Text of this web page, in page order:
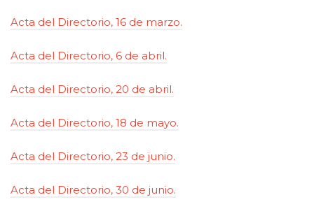
Acta del Directorio, 16 de marzo.
Acta del Directorio, 6 de abril.
Acta del Directorio, 20 de abril.
Acta del Directorio, 18 de mayo.
Acta del Directorio, 23 de junio.
Acta del Directorio, 30 de junio.